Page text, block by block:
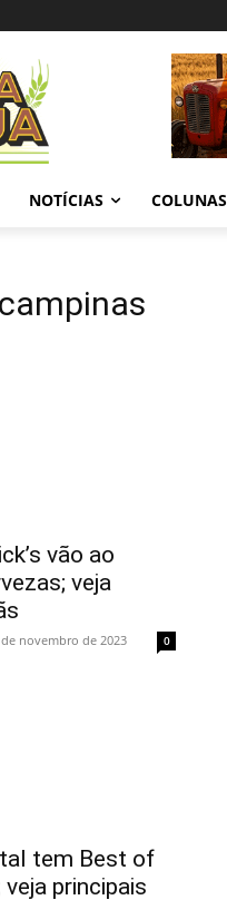
NOTÍCIAS COLUNAS
campinas
vão ao
veja
de novembro de 2023 0
tem Best of
principais